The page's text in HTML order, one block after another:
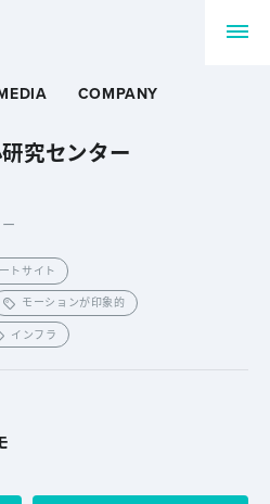
COMPANY
究センター
トサイト
モーションが印象的
インフラ